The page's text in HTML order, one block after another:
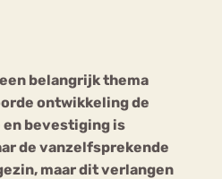
belangrijk thema
ontwikkeling de
bevestiging is
de vanzelfsprekende
maar dit verlangen
Forum
Anorexia Nervosa
Sport
Trauma